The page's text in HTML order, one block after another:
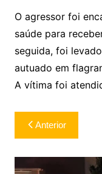
O agressor foi
saúde para
seguida, foi
autuado em
A vítima foi
Navegação
de
Post
Anterior